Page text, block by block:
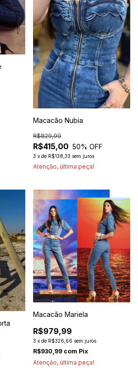
Macacão Nubia
R$415,00
R$829,99
50% OFF
3 x de R$138,33 sem juros
Atenção, última peça!
Macacão Mariela
R$979,99
3 x de R$326,66 sem juros
R$930,99 com Pix
Atenção, última peça!